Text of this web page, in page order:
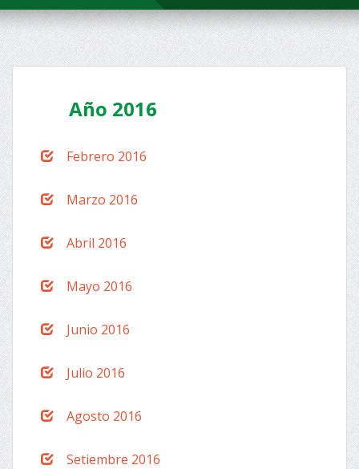
Año 2016
Febrero 2016
Marzo 2016
Abril 2016
Mayo 2016
Junio 2016
Julio 2016
Agosto 2016
Setiembre 2016